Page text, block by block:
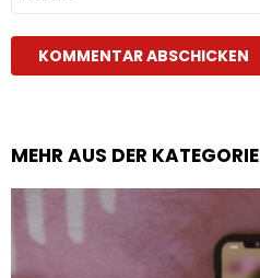
MEHR AUS DER KATEGORIE